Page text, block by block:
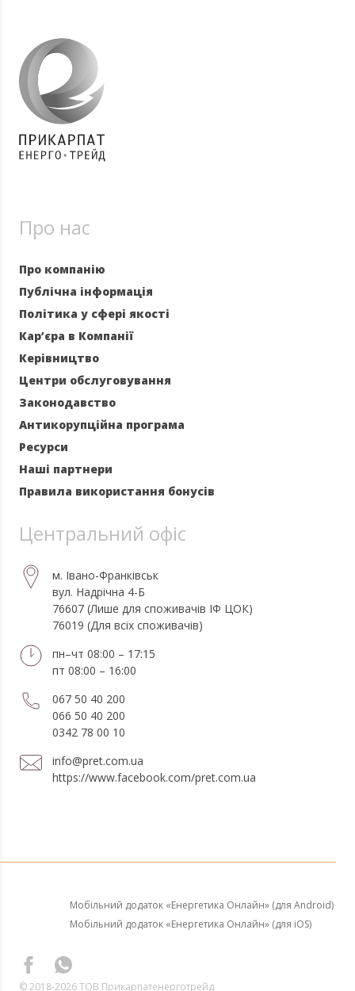
Про нас
Про компанію
Публічна інформація
Політика у сфері якості
Кар’єра в Компанії
Керівництво
Центри обслуговування
Законодавство
Антикорупційна програма
Ресурси
Наші партнери
Правила використання бонусів
Центральний офіс
м. Івано-Франківськ
вул. Надрічна 4-Б
76607 (Лише для споживачів ІФ ЦОК)
76019 (Для всіх споживачів)
пн–чт 08:00 – 17:15
пт 08:00 – 16:00
067 50 40 200
066 50 40 200
0342 78 00 10
info@pret.com.ua
https://www.facebook.com/pret.com.ua
Мобільний додаток «Енергетика Онлайн» (для Android)
Мобільний додаток «Енергетика Онлайн» (для iOS)
© 2018-2026 ТОВ Прикарпатенерготрейд